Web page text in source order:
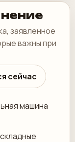
заявленное
важны при
сейчас
машина